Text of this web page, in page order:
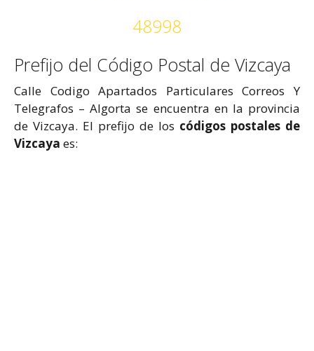
48998
Prefijo del Código Postal de Vizcaya
Calle Codigo Apartados Particulares Correos Y
Telegrafos – Algorta se encuentra en la provincia
de Vizcaya. El prefijo de los códigos postales de
Vizcaya es: